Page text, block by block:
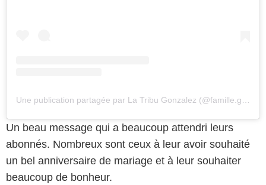
Une publication partagée par La Tribu Gonzalez (@famille.gonzalez.officiel)
Un beau message qui a beaucoup attendri leurs
abonnés. Nombreux sont ceux à leur avoir souhaité
un bel anniversaire de mariage et à leur souhaiter
beaucoup de bonheur.